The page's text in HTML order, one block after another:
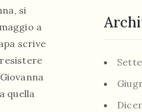
si
a
scrive
quella